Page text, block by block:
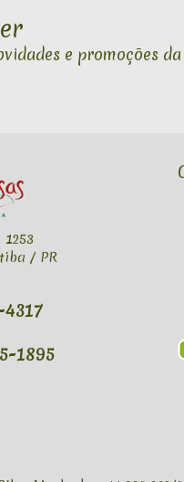
e promoções
1253
/ PR
1895